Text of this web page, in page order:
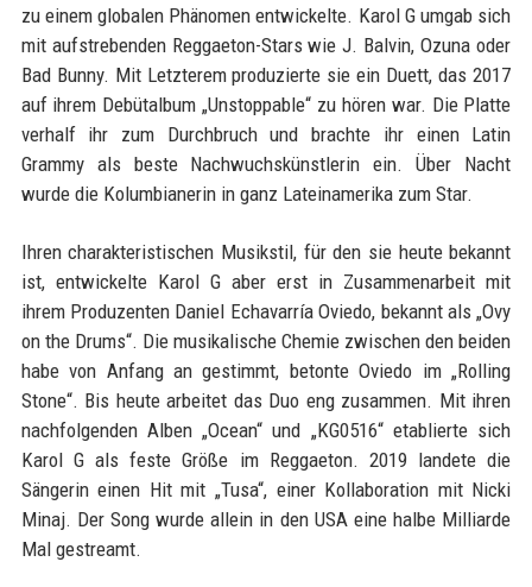
zu einem globalen Phänomen entwickelte. Karol G umgab sich
mit aufstrebenden Reggaeton-Stars wie J. Balvin, Ozuna oder
Bad Bunny. Mit Letzterem produzierte sie ein Duett, das 2017
auf ihrem Debütalbum „Unstoppable“ zu hören war. Die Platte
verhalf ihr zum Durchbruch und brachte ihr einen Latin
Grammy als beste Nachwuchskünstlerin ein. Über Nacht
wurde die Kolumbianerin in ganz Lateinamerika zum Star.
Ihren charakteristischen Musikstil, für den sie heute bekannt
ist, entwickelte Karol G aber erst in Zusammenarbeit mit
ihrem Produzenten Daniel Echavarría Oviedo, bekannt als „Ovy
on the Drums“. Die musikalische Chemie zwischen den beiden
habe von Anfang an gestimmt, betonte Oviedo im „Rolling
Stone“. Bis heute arbeitet das Duo eng zusammen. Mit ihren
nachfolgenden Alben „Ocean“ und „KG0516“ etablierte sich
Karol G als feste Größe im Reggaeton. 2019 landete die
Sängerin einen Hit mit „Tusa“, einer Kollaboration mit Nicki
Minaj. Der Song wurde allein in den USA eine halbe Milliarde
Mal gestreamt.